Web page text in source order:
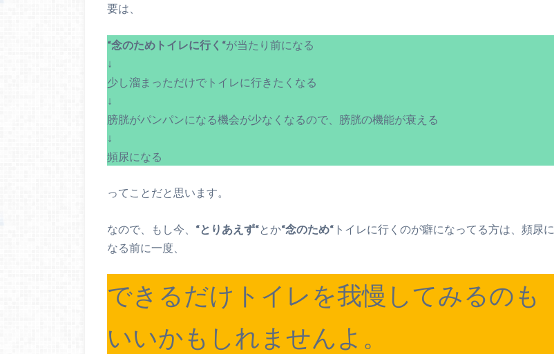
要は、
“念のためトイレに行く“が当たり前になる
↓
少し溜まっただけでトイレに行きたくなる
↓
膀胱がパンパンになる機会が少なくなるので、膀胱の機能が衰える
↓
頻尿になる
ってことだと思います。
なので、もし今、 “とりあえず“とか“念のため“ トイレに行くのが癖になってる方は、頻尿に
なる前に一度、
できるだけトイレを我慢してみるのも
いいかもしれませんよ。